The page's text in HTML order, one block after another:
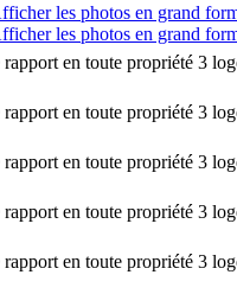
les photos en grand
les photos en grand
en toute propriété 3
en toute propriété 3
en toute propriété 3
en toute propriété 3
en toute propriété 3